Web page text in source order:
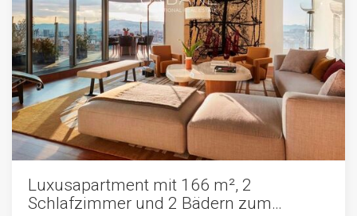
Luxusapartment mit 166 m², 2
Schlafzimmer und 2 Bädern zum